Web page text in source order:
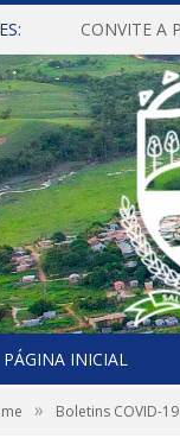
PÁGINA INICIAL
» Boletins COVID-19